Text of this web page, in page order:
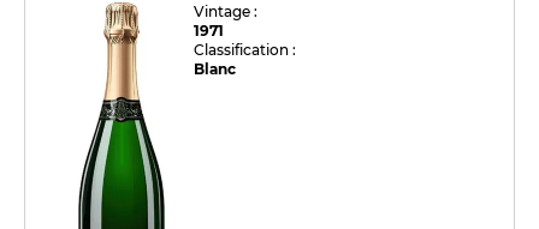
Vintage :
1971
Classification :
Blanc